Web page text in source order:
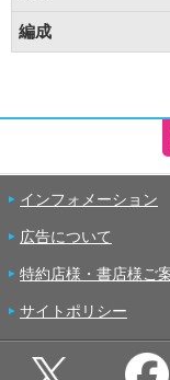
編成
インフォメーション
広告について
特約店様・書店様ご
サイトポリシー